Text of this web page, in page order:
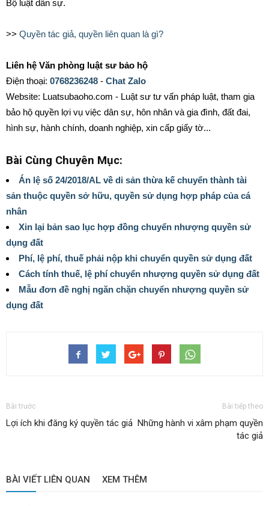
Bộ luật dân sự.
>> Quyền tác giả, quyền liên quan là gì?
Liên hệ Văn phòng luật sư bảo hộ
Điện thoại: 0768236248 - Chat Zalo
Website: Luatsubaoho.com - Luật sư tư vấn pháp luật, tham gia
bảo hộ quyền lợi vụ việc dân sự, hôn nhân và gia đình, đất đai,
hình sự, hành chính, doanh nghiệp, xin cấp giấy tờ...
Bài Cùng Chuyên Mục:
Án lệ số 24/2018/AL về di sản thừa kế chuyển thành tài
sản thuộc quyền sở hữu, quyền sử dụng hợp pháp của cá
nhân
Xin lại bản sao lục hợp đồng chuyển nhượng quyền sử
dụng đất
Phí, lệ phí, thuế phải nộp khi chuyển quyền sử dụng đất
Cách tính thuế, lệ phí chuyển nhượng quyền sử dụng đất
Mẫu đơn đề nghị ngăn chặn chuyển nhượng quyền sử
dụng đất
Bài trước
Lợi ích khi đăng ký quyền tác giả
Bài tiếp theo
Những hành vi xâm phạm quyền
tác giả
BÀI VIẾT LIÊN QUAN XEM THÊM